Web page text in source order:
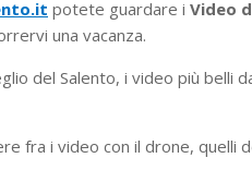
potete guardare i Video
una vacanza.
del Salento, i video più belli
fra i video con il drone, quelli